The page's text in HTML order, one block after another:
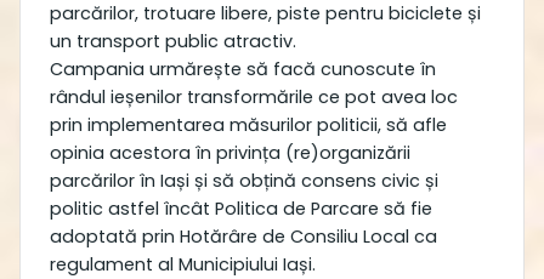
parcărilor, trotuare libere, piste pentru biciclete și
un transport public atractiv.
Campania urmărește să facă cunoscute în
rândul ieșenilor transformările ce pot avea loc
prin implementarea măsurilor politicii, să afle
opinia acestora în privința (re)organizării
parcărilor în Iași și să obțină consens civic și
politic astfel încât Politica de Parcare să fie
adoptată prin Hotărâre de Consiliu Local ca
regulament al Municipiului Iași.